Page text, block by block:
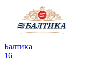
Балтика
16